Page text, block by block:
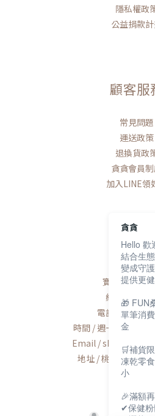
隱私權政
公益捐款
顧客服
常見問題
運送政策
退換貨政
貪貪會員
加入LINE領
聯絡
寶研生技有
統編 /
電話 / 02-
時間 / 週一至週五
Email /
地址 / 桃園市蘆竹
貪貪
Hello 歡
結合生
變成守
提供更
🎁 FUN
單筆消
金
🛒補貨
凍乾零
小
🎉滿額
✔保健粉